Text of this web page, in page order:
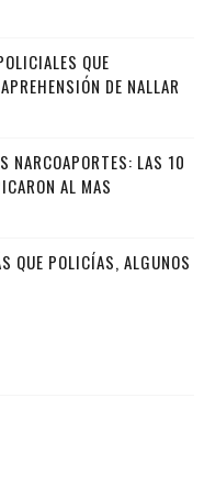
QUE
DE NALLAR
NARCOAPORTES: LAS 10
AL MAS
QUE POLICÍAS, ALGUNOS